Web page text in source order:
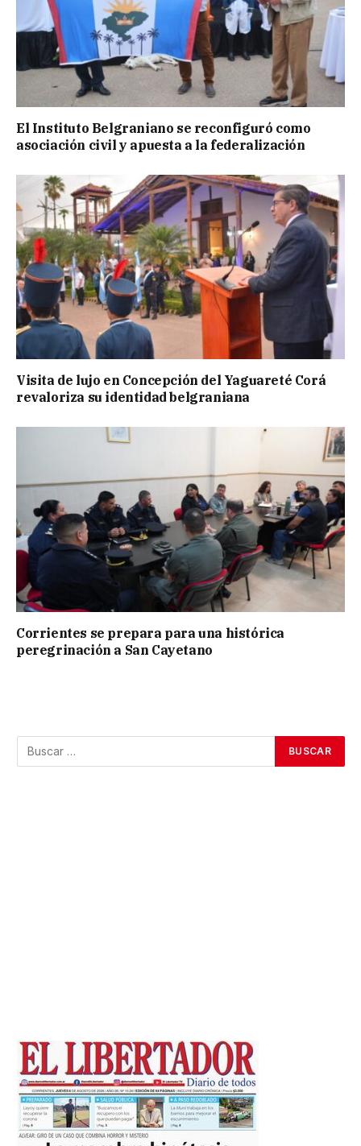
El Instituto Belgraniano se reconfiguró como
asociación civil y apuesta a la federalización
Visita de lujo en Concepción del Yaguareté Corá
revaloriza su identidad belgraniana
Corrientes se prepara para una histórica
peregrinación a San Cayetano